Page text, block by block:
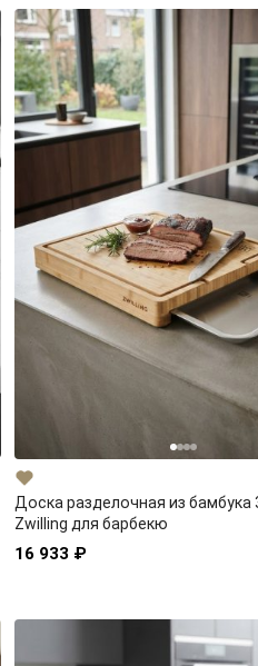
Доска разделочная из бамбука
Zwilling для барбекю
16 933 ₽